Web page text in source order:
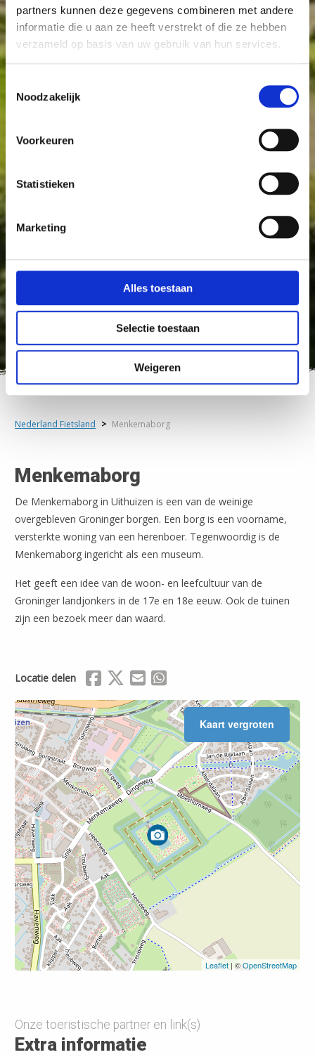
partners kunnen deze gegevens combineren met andere
informatie die u aan ze heeft verstrekt of die ze hebben
verzameld op basis van uw gebruik van hun services.
Noodzakelijk
Voorkeuren
Statistieken
Marketing
Alles toestaan
Selectie toestaan
Weigeren
Nederland Fietsland > Menkemaborg
Menkemaborg
De Menkemaborg in Uithuizen is een van de weinige
overgebleven Groninger borgen. Een borg is een voorname,
versterkte woning van een herenboer. Tegenwoordig is de
Menkemaborg ingericht als een museum.
Het geeft een idee van de woon- en leefcultuur van de
Groninger landjonkers in de 17e en 18e eeuw. Ook de tuinen
zijn een bezoek meer dan waard.
Locatie delen Delen via Facebook
Delen via X (Twitter)
Delen via Mail
Kaart vergroten
Leaflet| ©OpenStreetMap
Leaflet | ©OpenStreetMap
Onze toeristische partner en link(s)
Extra informatie